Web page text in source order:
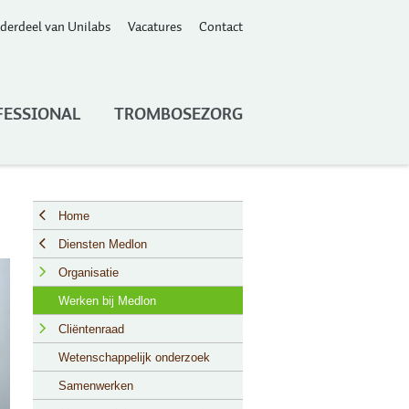
van Unilabs Vacatures Contact
TROMBOSEZORG
Home
Diensten Medlon
Organisatie
Missie en visie
Kwaliteit
Historie
Werken bij Medlon
Cliëntenraad
Samenstelling en werkwijze
Missie en Visie
Wetenschappelijk onderzoek
Samenwerken